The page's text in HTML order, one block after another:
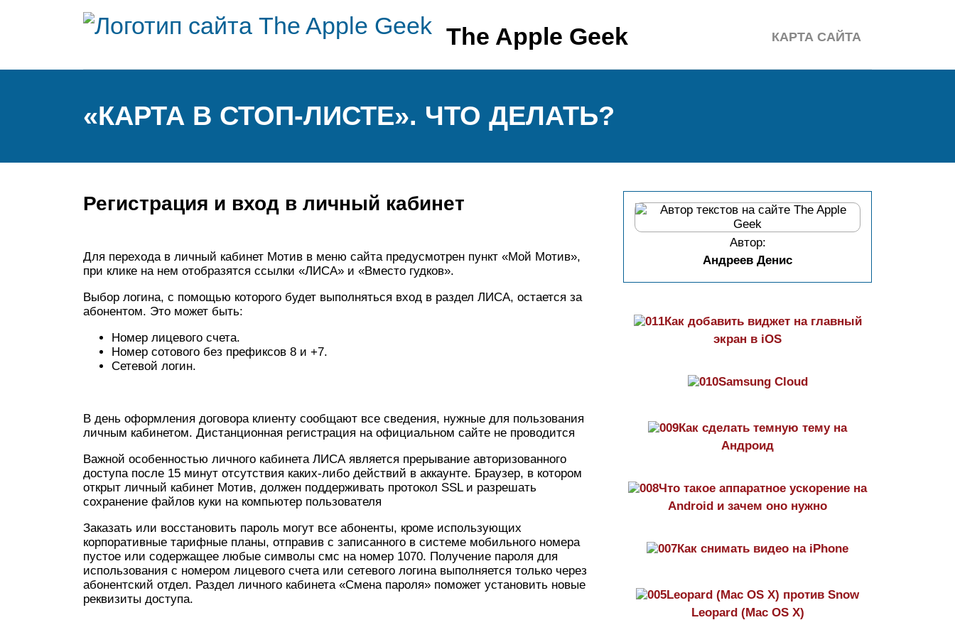
The Apple Geek КАРТА САЙТА
«КАРТА В СТОП-ЛИСТЕ». ЧТО ДЕЛАТЬ?
Регистрация и вход в личный кабинет
Для перехода в личный кабинет Мотив в меню сайта предусмотрен пункт «Мой Мотив»,
при клике на нем отобразятся ссылки «ЛИСА» и «Вместо гудков».
Выбор логина, с помощью которого будет выполняться вход в раздел ЛИСА, остается за
абонентом. Это может быть:
Номер лицевого счета.
Номер сотового без префиксов 8 и +7.
Сетевой логин.
В день оформления договора клиенту сообщают все сведения, нужные для пользования
личным кабинетом. Дистанционная регистрация на официальном сайте не проводится
Важной особенностью личного кабинета ЛИСА является прерывание авторизованного
доступа после 15 минут отсутствия каких-либо действий в аккаунте. Браузер, в котором
открыт личный кабинет Мотив, должен поддерживать протокол SSL и разрешать
сохранение файлов куки на компьютер пользователя
Заказать или восстановить пароль могут все абоненты, кроме использующих
корпоративные тарифные планы, отправив с записанного в системе мобильного номера
пустое или содержащее любые символы смс на номер 1070. Получение пароля для
использования с номером лицевого счета или сетевого логина выполняется только через
абонентский отдел. Раздел личного кабинета «Смена пароля» поможет установить новые
реквизиты доступа.
Автор:
Андреев Денис
Как добавить виджет на главный
экран в iOS
Samsung Cloud
Как сделать темную тему на
Aндроид
Что такое аппаратное ускорение на
Android и зачем оно нужно
Как снимать видео на iPhone
Leopard (Mac OS X) против Snow
Leopard (Mac OS X)